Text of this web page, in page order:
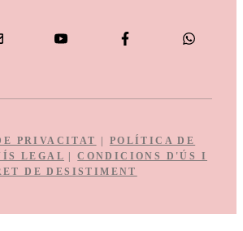
PRIVACITAT | POLÍTICA DE
LEGAL |
CONDICIONS D'ÚS I
DE DESISTIMENT